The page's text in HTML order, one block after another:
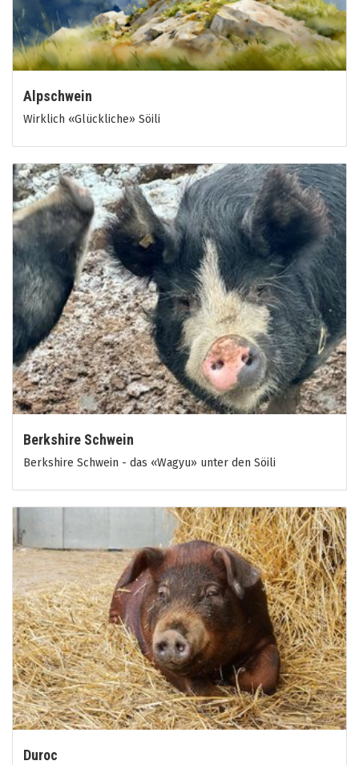
Alpschwein
Wirklich «Glückliche» Söili
Berkshire Schwein
Berkshire Schwein - das «Wagyu» unter den Söili
Duroc